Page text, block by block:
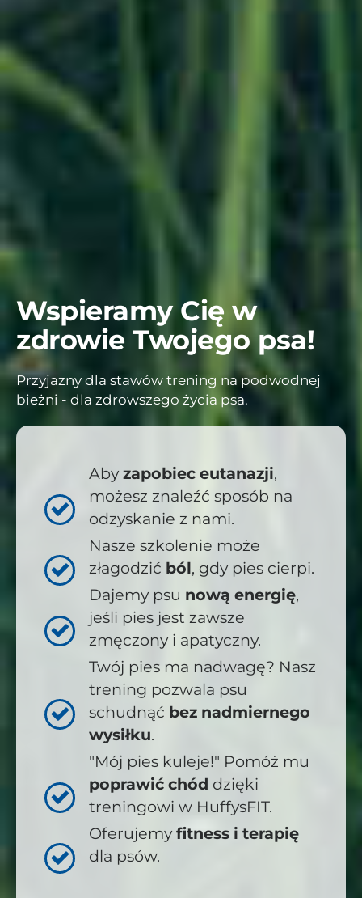
Wspieramy Cię w
zdrowie Twojego psa!
Przyjazny dla stawów trening na podwodnej
bieżni - dla zdrowszego życia psa.
Aby zapobiec eutanazji,
możesz znaleźć sposób na
odzyskanie z nami.
Nasze szkolenie może
złagodzić ból, gdy pies cierpi.
Dajemy psu nową energię,
jeśli pies jest zawsze
zmęczony i apatyczny.
Twój pies ma nadwagę? Nasz
trening pozwala psu
schudnąć bez nadmiernego
wysiłku.
"Mój pies kuleje!" Pomóż mu
poprawić chód dzięki
treningowi w HuffysFIT.
Oferujemyfitness i terapię
dla psów.